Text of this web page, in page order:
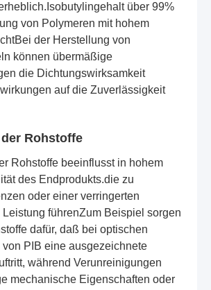
über 99%
von Polymeren mit hohem
der Herstellung von
können übermäßige
die Dichtungswirksamkeit
auf die Zuverlässigkeit
Rohstoffe
Rohstoffe beeinflusst in hohem
des Endprodukts.die zu
oder einer verringerten
führenZum Beispiel sorgen
dafür, daß bei optischen
PIB eine ausgezeichnete
während Verunreinigungen
mechanische Eigenschaften oder